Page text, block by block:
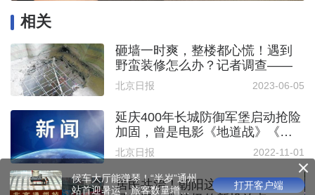
相关
砸墙一时爽，整楼都心慌！遇到
野蛮装修怎么办？记者调查——
北京日报 2023-06-05
延庆400年长城防御军堡启动抢险
加固，曾是电影《地道战》《三
进山城》的取景地
北京日报 2022-11-01
居民共治！朝阳这个平房区，商
候车大厅能弹琴！“半岁”通州
站首迎暑运，旅客数量增加
打开客户端